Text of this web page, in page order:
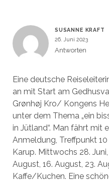
SUSANNE KRAFT
26. Juni 2023
Antworten
Eine deutsche
an mit Start am
Grønhøj Kro/ Kongens
unter dem Thema „ein
in Jütland“. Man fährt mit
Anmeldung, Treffpunkt
Karup. Mittwochs 28. Juni,
August, 16. August, 23.
Kaffe/Kuchen. Eine